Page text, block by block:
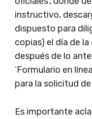
instructivo,
dispuesto para
copias) el día de
después de lo
‘Formulario en
para la solicitud de
Es importante